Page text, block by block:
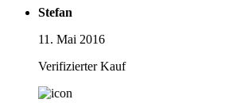
Stefan
11. Mai 2016
Verifizierter Kauf